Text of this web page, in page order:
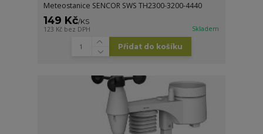
Meteostanice SENCOR SWS TH2300-3200-4440
149 Kč/KS
123 Kč bez DPH Skladem
Přidat do košíku